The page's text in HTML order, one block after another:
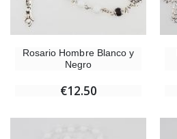
Rosario Hombre Blanco y
Negro
€12.50